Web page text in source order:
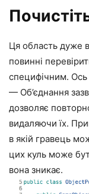
Ця область дуже
повинні
специфічним. Ось
— Об’єднання
дозволяє
видаляючи їх.
в якій гравець
цих куль може
вона зникає.